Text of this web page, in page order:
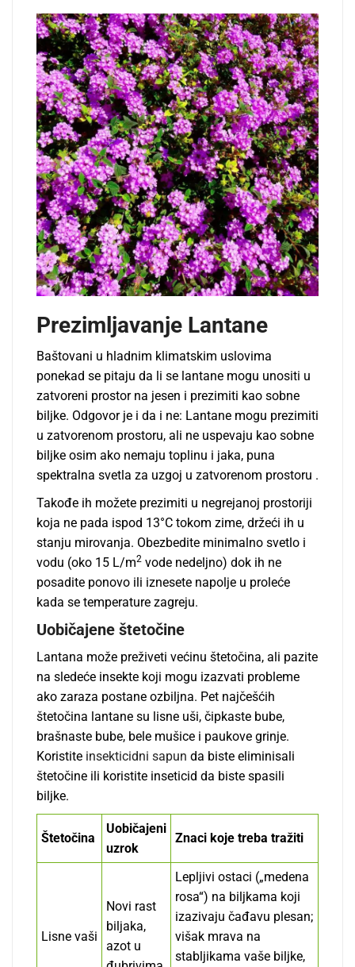
Prezimljavanje Lantane
Baštovani u hladnim klimatskim uslovima
ponekad se pitaju da li se lantane mogu unositi u
zatvoreni prostor na jesen i prezimiti kao sobne
biljke. Odgovor je i da i ne: Lantane mogu prezimiti
u zatvorenom prostoru, ali ne uspevaju kao sobne
biljke osim ako nemaju toplinu i jaka, puna
spektralna svetla za uzgoj u zatvorenom prostoru .
Takođe ih možete prezimiti u negrejanoj prostoriji
koja ne pada ispod 13°C tokom zime, držeći ih u
stanju mirovanja. Obezbedite minimalno svetlo i
vodu (oko 15 L/m2 vode nedeljno) dok ih ne
posadite ponovo ili iznesete napolje u proleće
kada se temperature zagreju.
Uobičajene štetočine
Lantana može preživeti većinu štetočina, ali pazite
na sledeće insekte koji mogu izazvati probleme
ako zaraza postane ozbiljna. Pet najčešćih
štetočina lantane su lisne uši, čipkaste bube,
brašnaste bube, bele mušice i paukove grinje.
Koristite insekticidni sapun da biste eliminisali
štetočine ili koristite inseticid da biste spasili
biljke.
Štetočina
Uobičajeni
uzrok
Znaci koje treba tražiti
Lisne vaši
Novi rast
biljaka,
azot u
Lepljivi ostaci („medena
rosa“) na biljkama koji
izazivaju čađavu plesan;
višak mrava na
stabljikama vaše biljke,